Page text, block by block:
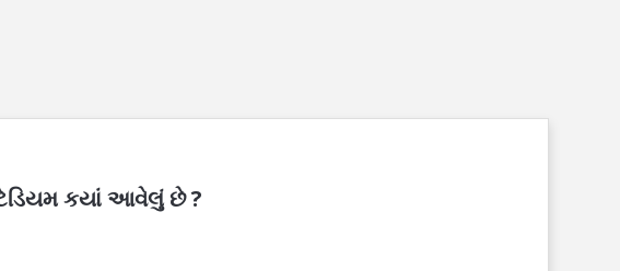
કયાં આવેલું છે ?